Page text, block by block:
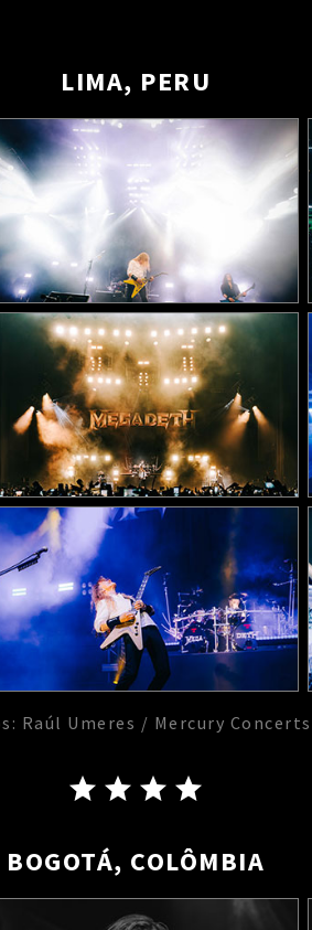
LIMA, PERU
Raúl Umeres / Mercury Concerts
BOGOTÁ, COLÔMBIA